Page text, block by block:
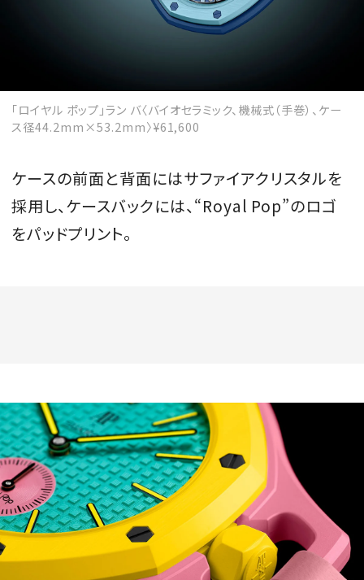
「ロイヤル ポップ」ラン バ〈バイオセラミック、機械式（手巻）、ケー
ス径44.2mm×53.2mm〉¥61,600
ケースの前面と背面にはサファイアクリスタルを
採用し、ケースバックには、“Royal Pop”のロゴ
をパッドプリント。